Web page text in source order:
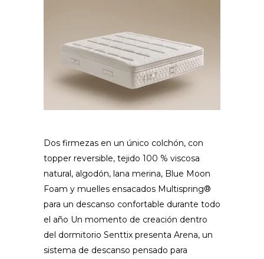
Dos firmezas en un único colchón, con
topper reversible, tejido 100 % viscosa
natural, algodón, lana merina, Blue Moon
Foam y muelles ensacados Multispring®
para un descanso confortable durante todo
el año Un momento de creación dentro
del dormitorio Senttix presenta Arena, un
sistema de descanso pensado para